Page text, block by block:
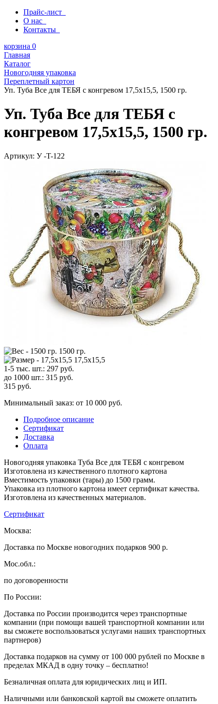
Прайс-лист
О нас
Контакты
корзина 0
Главная
Каталог
Новогодняя упаковка
Переплетный картон
Уп. Туба Все для ТЕБЯ с конгревом 17,5x15,5, 1500 гр.
Уп. Туба Все для ТЕБЯ с
конгревом 17,5x15,5, 1500 гр.
Артикул: У -T-122
1500 гр.
17,5x15,5
1-5 тыс. шт.: 297 руб.
до 1000 шт.: 315 руб.
315 руб.
Минимальный заказ: от 10 000 руб.
Подробное описание
Сертификат
Доставка
Оплата
Новогодняя упаковка Туба Все для ТЕБЯ с конгревом
Изготовлена из качественного плотного картона
Вместимость упаковки (тары) до 1500 грамм.
Упаковка из плотного картона имеет сертификат качества.
Изготовлена из качественных материалов.
Сертификат
Москва:
Доставка по Москве новогодних подарков 900 р.
Мос.обл.:
по договоренности
По России:
Доставка по России производится через транспортные
компании (при помощи вашей транспортной компании или
вы сможете воспользоваться услугами наших транспортных
партнеров)
Доставка подарков на сумму от 100 000 рублей по Москве в
пределах МКАД в одну точку – бесплатно!
Безналичная оплата для юридических лиц и ИП.
Наличными или банковской картой вы сможете оплатить